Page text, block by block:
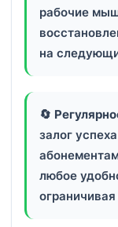
рабочие
на
🔄
залог
любое